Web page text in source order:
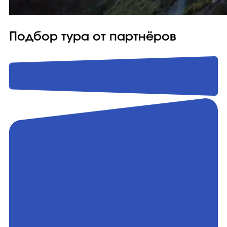
Подбор тура от партнёров